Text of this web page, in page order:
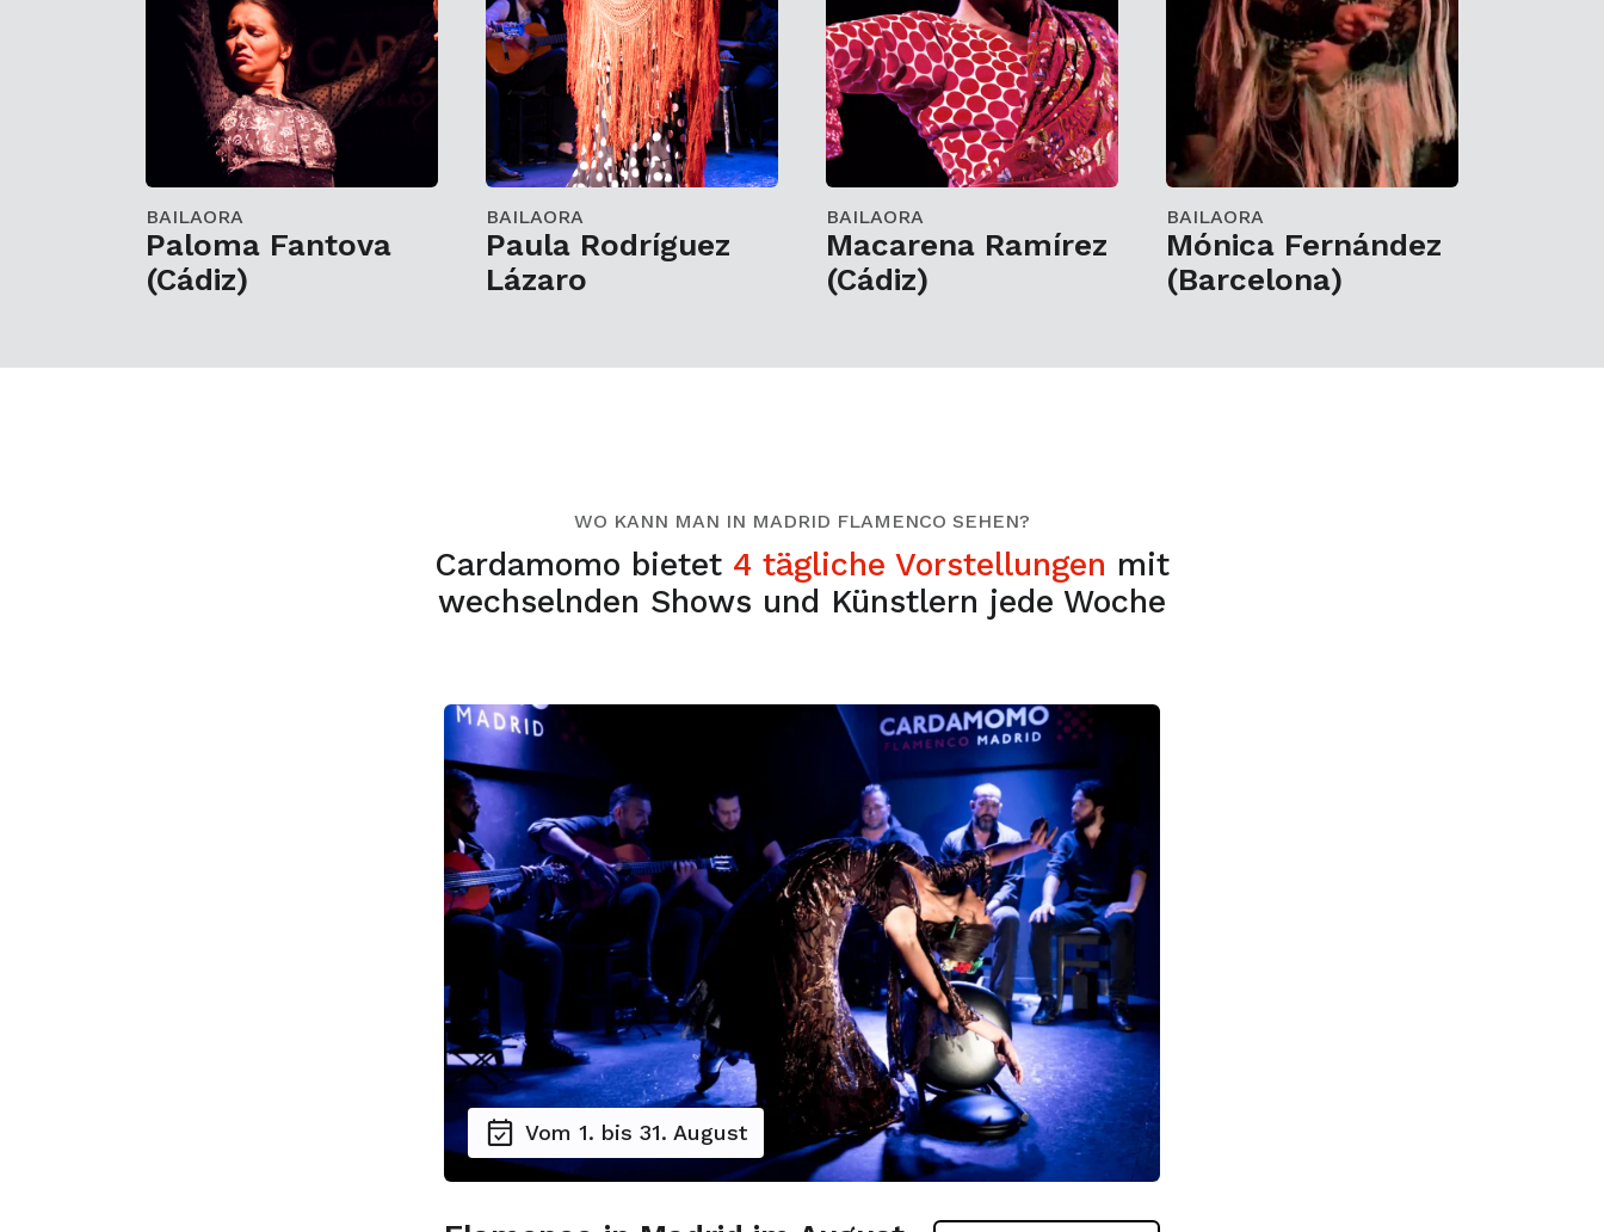
BAILAORA
Paloma Fantova
(Cádiz)
BAILAORA
Paula Rodríguez
Lázaro
BAILAORA
Macarena Ramírez
(Cádiz)
BAILAORA
Mónica Fernández
(Barcelona)
WO KANN MAN IN MADRID FLAMENCO SEHEN?
Cardamomo bietet 4 tägliche Vorstellungen mit
wechselnden Shows und Künstlern jede Woche
Vom 1. bis 31. August